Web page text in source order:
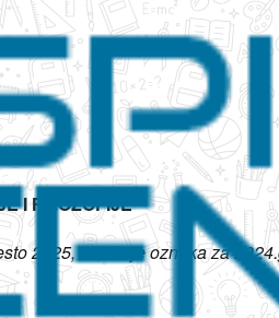
I FILOZOFIJE
2025, ostala je oznaka za